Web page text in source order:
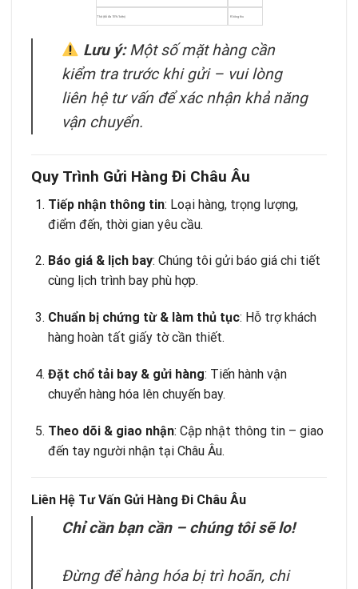
Thịt (tối đa 10%/kiện) Không thu
Lưu ý:Một số mặt hàng cần
kiểm tra trước khi gửi – vui lòng
liên hệ tư vấn để xác nhận khả năng
vận chuyển.
Quy Trình Gửi Hàng Đi Châu Âu
Tiếp nhận thông tin: Loại hàng, trọng lượng,
điểm đến, thời gian yêu cầu.
Báo giá & lịch bay: Chúng tôi gửi báo giá chi tiết
cùng lịch trình bay phù hợp.
Chuẩn bị chứng từ & làm thủ tục: Hỗ trợ khách
hàng hoàn tất giấy tờ cần thiết.
Đặt chổ tải bay & gửi hàng: Tiến hành vận
chuyển hàng hóa lên chuyến bay.
Theo dõi & giao nhận: Cập nhật thông tin – giao
đến tay người nhận tại Châu Âu.
Liên Hệ Tư Vấn Gửi Hàng Đi Châu Âu
Chỉ cần bạn cần – chúng tôi sẽ lo!
Đừng để hàng hóa bị trì hoãn, chi